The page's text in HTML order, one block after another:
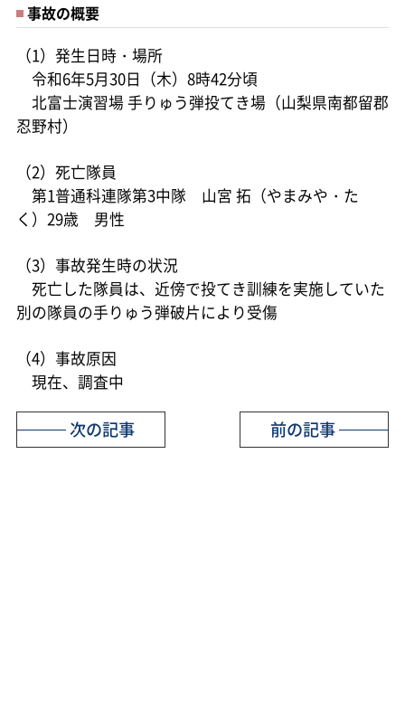
事故の概要
（1）発生日時・場所
令和6年5月30日（木）8時42分頃
北富士演習場 手りゅう弾投てき場（山梨県南都留郡
忍野村）
（2）死亡隊員
第1普通科連隊第3中隊 山宮 拓（やまみや・た
く）29歳 男性
（3）事故発生時の状況
死亡した隊員は、近傍で投てき訓練を実施していた
別の隊員の手りゅう弾破片により受傷
（4）事故原因
現在、調査中
前の記事
次の記事